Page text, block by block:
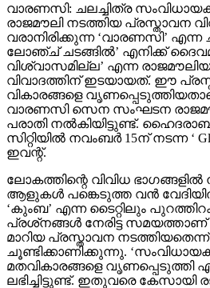
വാരണസി: ചലച്ചിത്ര
രാജമൗലി നടത്തിയ പ്രസ്താവന
വരാനിരിക്കുന്ന ‘വാരണസി’ എന്ന
ലോഞ്ച് ചടങ്ങില്‍’ എനിക്ക്
വിശ്വാസമില്ല’ എന്ന
വിവാദത്തിന് ഇടയായത്. ഈ
വികാരങ്ങളെ
വാരണസി സെന സംഘടന
പരാതി നല്‍കിയിട്ടുണ്ട്.
സിറ്റിയില്‍ നവംബര്‍ 15ന് നടന്ന ‘
ഇവന്റ്.
ലോകത്തിന്റെ വിവിധ
ആളുകള്‍ പങ്കെടുത്ത വന്‍
‘കുംബ’ എന്ന ടൈറ്റിലും
പ്രശ്‌നങ്ങള്‍ നേരിട്ട സമയത്താണ്
മാറിയ പ്രസ്താവന
ചൂണ്ടിക്കാണിക്കുന്നു.
മതവികാരങ്ങളെ വൃണപ്പെടുത്തി
ലഭിച്ചിട്ടുണ്ട്. ഇതുവരെ കേസായി